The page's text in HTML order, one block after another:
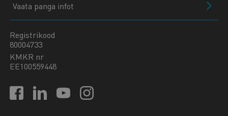
Vaata panga infot
Registrikood
80004733
KMKR nr
EE100559448